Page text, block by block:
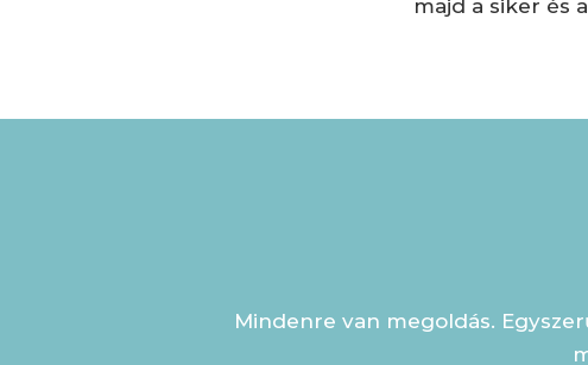
majd a siker és
Mindenre van megoldás.